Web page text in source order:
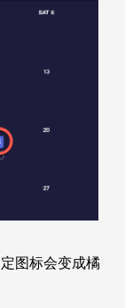
图标会变成橘